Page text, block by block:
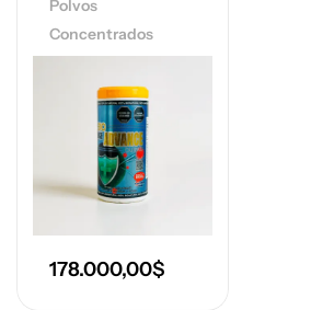
Polvos
Concentrados
178.000,00$